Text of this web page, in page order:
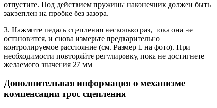
отпустите. Под действием пружины наконечник должен быть
закреплен на пробке без зазора.
3. Нажмите педаль сцепления несколько раз, пока она не
остановится, и снова измерьте предварительно
контролируемое расстояние (см. Размер L на фото). При
необходимости повторяйте регулировку, пока не достигнете
желаемого значения 27 мм.
Дополнительная информация о механизме
компенсации трос сцепления